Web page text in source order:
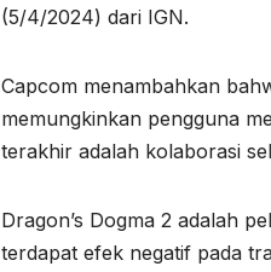
(5/4/2024) dari IGN.
Capcom menambahkan
memungkinkan pengguna
terakhir adalah kolaborasi
Dragon’s Dogma 2 adalah
terdapat efek negatif pada